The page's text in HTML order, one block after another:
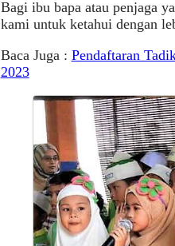
Bagi ibu bapa atau penjaga
kami untuk ketahui dengan
Baca Juga : Pendaftaran
2023